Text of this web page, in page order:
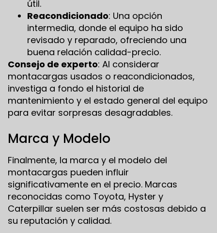
útil.
Reacondicionado: Una opción
intermedia, donde el equipo ha sido
revisado y reparado, ofreciendo una
buena relación calidad-precio.
Consejo de experto: Al considerar
montacargas usados o reacondicionados,
investiga a fondo el historial de
mantenimiento y el estado general del equipo
para evitar sorpresas desagradables.
Marca y Modelo
Finalmente, la marca y el modelo del
montacargas pueden influir
significativamente en el precio. Marcas
reconocidas como Toyota, Hyster y
Caterpillar suelen ser más costosas debido a
su reputación y calidad.